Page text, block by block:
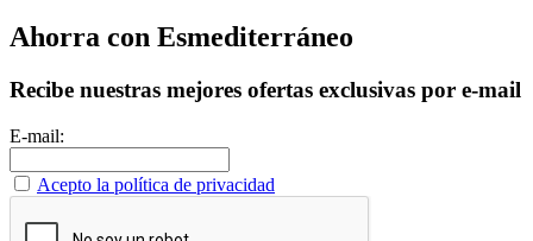
Ahorra con Esmediterráneo
Recibe nuestras mejores ofertas exclusivas por e-mail
E-mail:
Acepto la política de privacidad